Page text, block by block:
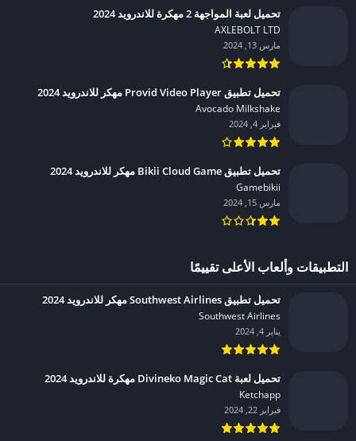
تحميل لعبة المواجهة 2 مهكرة للاندرويد 2024
AXLEBOLT LTD‏
مارس 13, 2024
تحميل تطبيق Provid Video Player مهكر للاندرويد 2024
Avocado Milkshake‏
فبراير 4, 2024
تحميل تطبيق Bikii Cloud Game مهكر للاندرويد 2024
Gamebikii‏
مارس 15, 2024
التطبيقات وألعاب الأعلى تقييمًا
تحميل تطبيق Southwest Airlines مهكر للاندرويد 2024
Southwest Airlines‏
يناير 4, 2024
تحميل لعبة Divineko Magic Cat مهكرة للاندرويد 2024
Ketchapp‏
فبراير 22, 2024